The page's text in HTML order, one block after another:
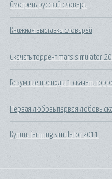
Смотреть русский словарь
Книжная выставка словарей
Скачать торрент mars simulator
Безумные преподы 1 скачать
Первая любовь первая любовь
Купить farming simulator 2011